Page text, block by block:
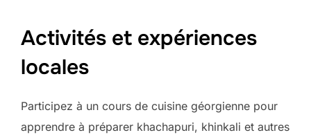
Activités et expériences
locales
Participez à un cours de cuisine géorgienne pour
apprendre à préparer khachapuri, khinkali et autres